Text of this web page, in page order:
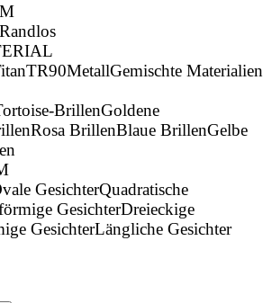
Randlos
TR90MetallGemischte Materialien
BrillenGoldene
Rosa BrillenBlaue BrillenGelbe
GesichterQuadratische
GesichterDreieckige
GesichterLängliche Gesichter